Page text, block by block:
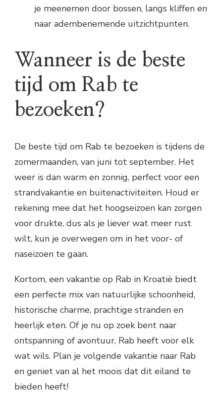
je meenemen door bossen, langs kliffen en
naar adembenemende uitzichtpunten.
Wanneer is de beste
tijd om Rab te
bezoeken?
De beste tijd om Rab te bezoeken is tijdens de
zomermaanden, van juni tot september. Het
weer is dan warm en zonnig, perfect voor een
strandvakantie en buitenactiviteiten. Houd er
rekening mee dat het hoogseizoen kan zorgen
voor drukte, dus als je liever wat meer rust
wilt, kun je overwegen om in het voor- of
naseizoen te gaan.
Kortom, een vakantie op Rab in Kroatië biedt
een perfecte mix van natuurlijke schoonheid,
historische charme, prachtige stranden en
heerlijk eten. Of je nu op zoek bent naar
ontspanning of avontuur, Rab heeft voor elk
wat wils. Plan je volgende vakantie naar Rab
en geniet van al het moois dat dit eiland te
bieden heeft!